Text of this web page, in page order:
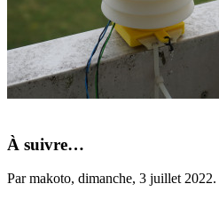
À suivre…
Par makoto, dimanche, 3 juillet 2022.